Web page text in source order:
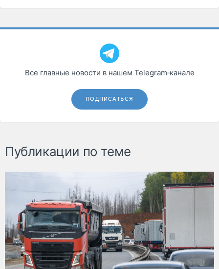
Все главные новости в нашем Telegram‑канале
ПОДПИСАТЬСЯ
Публикации по теме